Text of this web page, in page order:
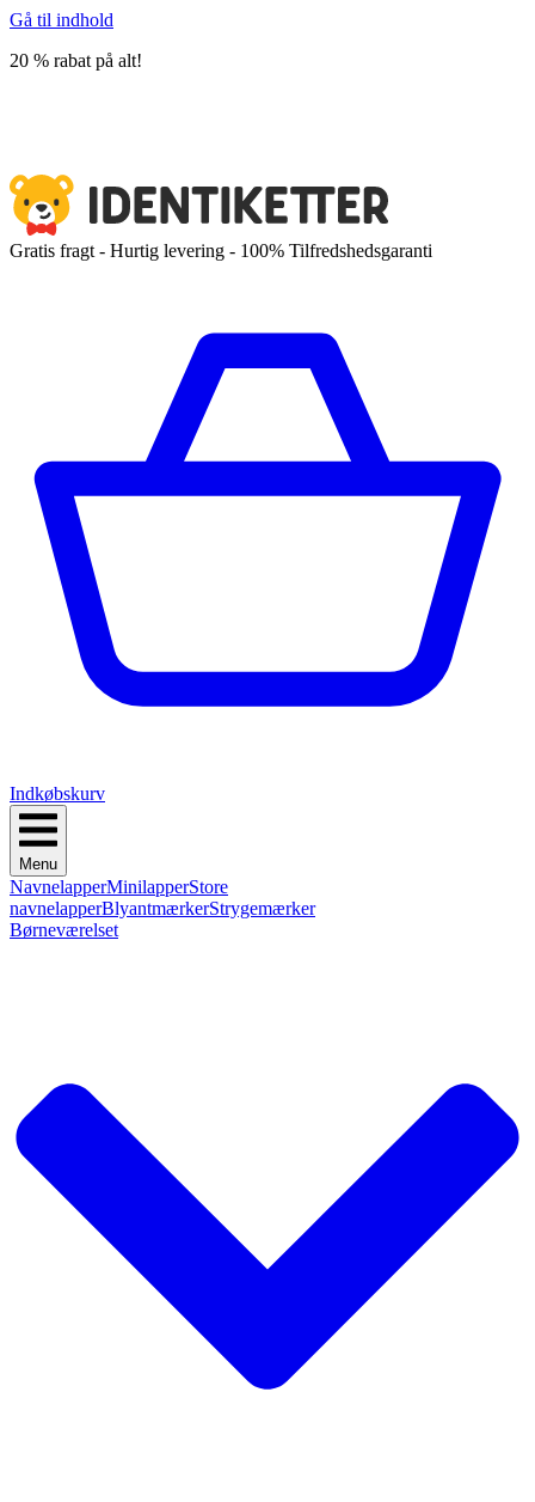
Gå til indhold
20 % rabat på alt!
Gratis fragt - Hurtig levering - 100% Tilfredshedsgaranti
Indkøbskurv
Menu
NavnelapperMinilapperStore
navnelapperBlyantmærkerStrygemærker
Børneværelset